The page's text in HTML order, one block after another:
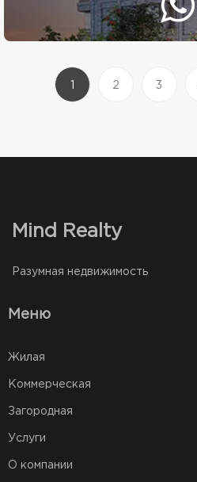
(current)
2 3
Mind Realty
Разумная недвижимость
Меню
Жилая
Коммерческая
Загородная
Услуги
О компании